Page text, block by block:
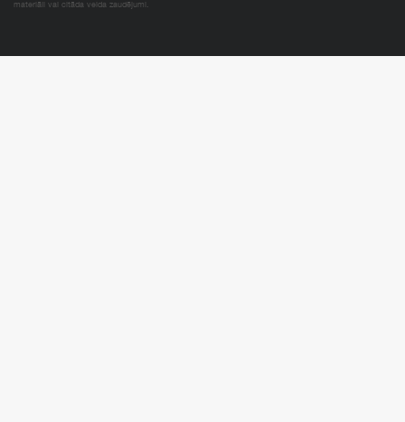
materiāli vai citāda veida zaudējumi.